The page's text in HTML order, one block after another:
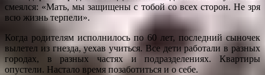
смеялся: «Мать, мы защищены с тобой со всех сторон. Не зря
всю жизнь терпели».
Когда родителям исполнилось по 60 лет, последний сыночек
вылетел из гнезда, уехав учиться. Все дети работали в разных
городах, в разных частях и подразделениях. Квартиры
опустели. Настало время позаботиться и о себе.